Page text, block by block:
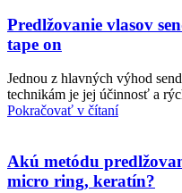
Predlžovanie vlasov
tape on
Jednou z hlavných výhod
technikám je jej účinnosť a
Pokračovať v čítaní
Akú metódu
micro ring, keratín?